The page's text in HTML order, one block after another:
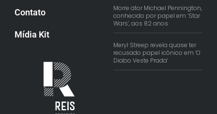
Contato
Mídia Kit
Morre ator Michael Pennington,
conhecido por papel em ‘Star
Wars’, aos 82 anos
Meryl Streep revela quase ter
recusado papel icônico em ‘O
Diabo Veste Prada’